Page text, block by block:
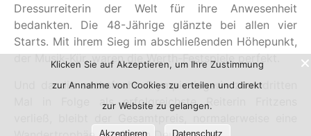
Dressurreiterin der Welt für ihre Anwesenheit
bedankten. Die 48-Jährige glänzte bei allen vier
Starts. Mit ihrem Sieg im abschließenden Höhepunkt,
der Musik-Kür, waren die Werth-Festspiele perfekt.
Und da die sechsfache Olympiasiegerin zum dritten
Mal in Folge als erfolgreichste Reiterin Fritzens
Klicken Sie auf Akzeptieren, um Ihre Zustimmung
zur Annahme von Cookies zu erteilen und direkt
zur Website zu gelangen.
Akzeptieren Datenschutz